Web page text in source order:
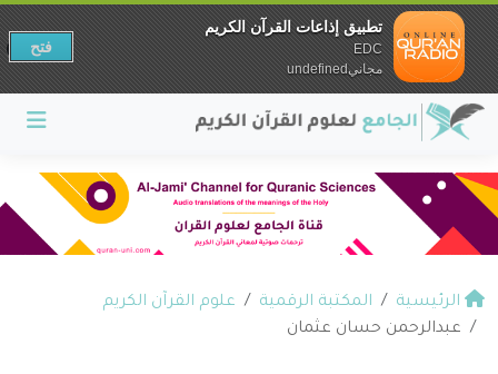
الرئيسية المكتبة الرقمية
علوم القرآن الكريم
عبدالرحمن حسان عثمان
تطبيق إذاعات القرآن الكريم
EDC
مجانيundefined
فتح